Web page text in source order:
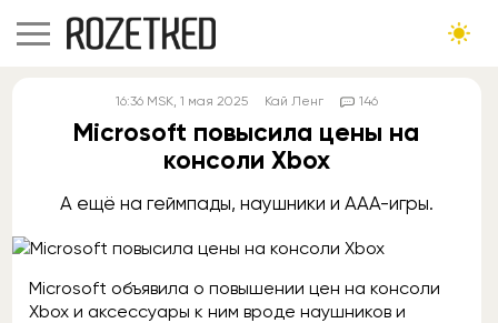
16:36 MSK, 1 мая 2025 Кай Ленг 146
Microsoft повысила цены на
консоли Xbox
А ещё на геймпады, наушники и ААА-игры.
Microsoft объявила о повышении цен на консоли
Xbox и аксессуары к ним вроде наушников и